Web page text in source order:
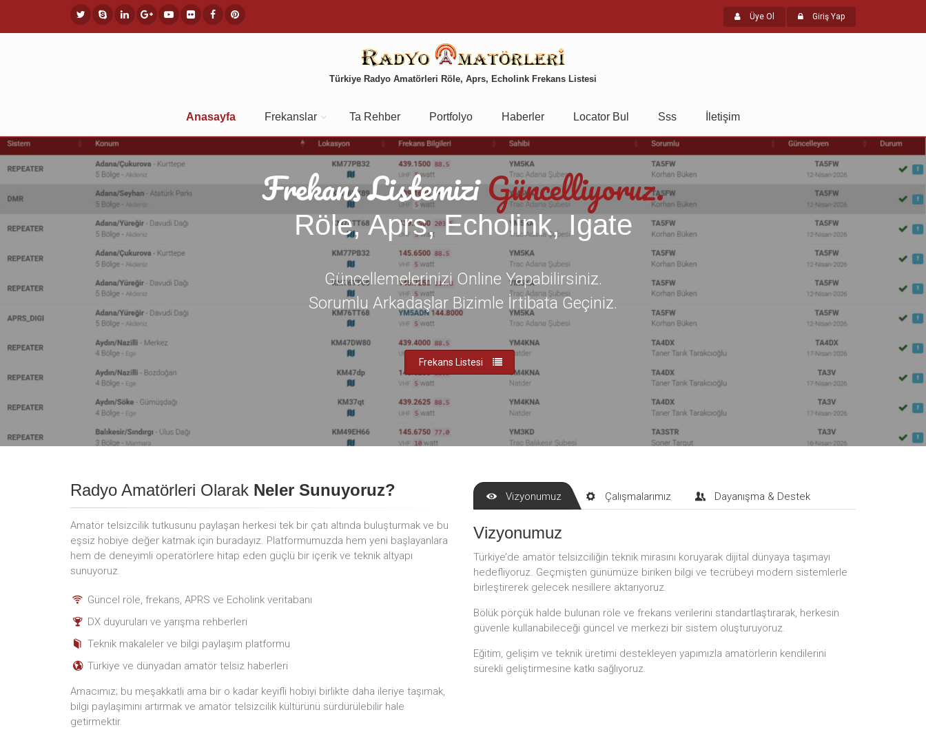
Üye Ol Giriş Yap
Türkiye Radyo Amatörleri Röle, Aprs, Echolink Frekans Listesi
Anasayfa Frekanslar Ta Rehber Portfolyo Haberler Locator Bul Sss İletişim
Frekans ListemiziGüncelliyoruz.
Röle, Aprs, Echolink, Igate
Güncellemelerinizi Online Yapabilirsiniz.
Sorumlu Arkadaşlar Bizimle İrtibata Geçiniz.
Frekans Listesi
Radyo Amatörleri Olarak Neler Sunuyoruz?
Amatör telsizcilik tutkusunu paylaşan herkesi tek bir çatı altında buluşturmak ve bu
eşsiz hobiye değer katmak için buradayız. Platformumuzda hem yeni başlayanlara
hem de deneyimli operatörlere hitap eden güçlü bir içerik ve teknik altyapı
sunuyoruz.
Güncel röle, frekans, APRS ve Echolink veritabanı
DX duyuruları ve yarışma rehberleri
Teknik makaleler ve bilgi paylaşım platformu
Türkiye ve dünyadan amatör telsiz haberleri
Amacımız; bu meşakkatli ama bir o kadar keyifli hobiyi birlikte daha ileriye taşımak,
bilgi paylaşımını artırmak ve amatör telsizcilik kültürünü sürdürülebilir hale
getirmektir.
Vizyonumuz Çalışmalarımız Dayanışma & Destek
Vizyonumuz
Türkiye’de amatör telsizciliğin teknik mirasını koruyarak dijital dünyaya taşımayı
hedefliyoruz. Geçmişten günümüze biriken bilgi ve tecrübeyi modern sistemlerle
birleştirerek gelecek nesillere aktarıyoruz.
Bölük pörçük halde bulunan röle ve frekans verilerini standartlaştırarak, herkesin
güvenle kullanabileceği güncel ve merkezi bir sistem oluşturuyoruz.
Eğitim, gelişim ve teknik üretimi destekleyen yapımızla amatörlerin kendilerini
sürekli geliştirmesine katkı sağlıyoruz.